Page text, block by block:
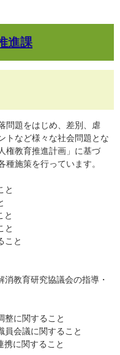
進課
問題をはじめ、差別、虐
トなど様々な社会問題とな
権教育推進計画」に基づ
施策を行っています。
と
と
と
こと
教育研究協議会の指導・
整に関すること
員会議に関すること
携に関すること